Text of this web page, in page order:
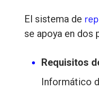
El sistema de
se apoya en dos
Requisitos
Informático